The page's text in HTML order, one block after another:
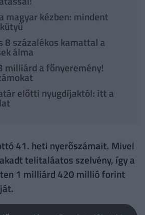
magyar kézben: mindent
8 százalékos kamattal a
álma
milliárd a főnyeremény!
előtti nyugdíjaktól: itt a
41. heti nyerőszámait. Mivel
telitaláatos szelvény, így a
1 milliárd 420 millió forint